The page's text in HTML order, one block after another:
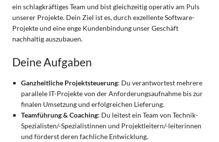
ein schlagkräftiges Team und bist gleichzeitig operativ am Puls
unserer Projekte. Dein Ziel ist es, durch exzellente Software-
Projekte und eine enge Kundenbindung unser Geschäft
nachhaltig auszubauen.
Deine Aufgaben
Ganzheitliche Projektsteuerung: Du verantwortest mehrere
parallele IT-Projekte von der Anforderungsaufnahme bis zur
finalen Umsetzung und erfolgreichen Lieferung.
Teamführung & Coaching: Du leitest ein Team von Technik-
Spezialisten/-Spezialistinnen und Projektleitern/-leiterinnen
und förderst deren fachliche Entwicklung.